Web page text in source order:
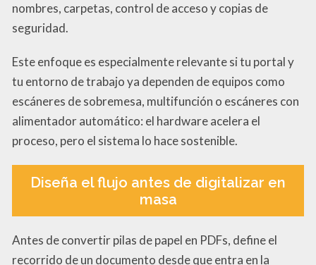
nombres, carpetas, control de acceso y copias de
seguridad.
Este enfoque es especialmente relevante si tu portal y
tu entorno de trabajo ya dependen de equipos como
escáneres de sobremesa, multifunción o escáneres con
alimentador automático: el hardware acelera el
proceso, pero el sistema lo hace sostenible.
Diseña el flujo antes de digitalizar en
masa
Antes de convertir pilas de papel en PDFs, define el
recorrido de un documento desde que entra en la